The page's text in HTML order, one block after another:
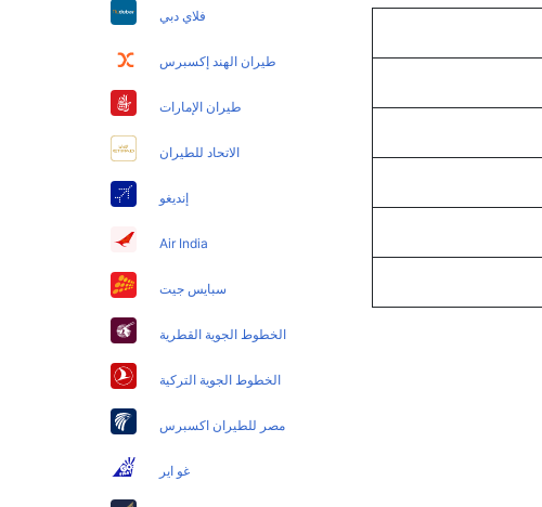
فلاي دبي
طيران الهند إكسبرس
طيران الإمارات
الاتحاد للطيران
إنديغو
Air India
سبايس جيت
الخطوط الجوية القطرية
الخطوط الجوية التركية
مصر للطيران اكسبرس
غو اير